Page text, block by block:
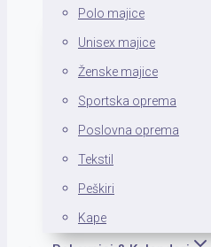
Polo majice
Unisex majice
Ženske majice
Sportska oprema
Poslovna oprema
Tekstil
Peškiri
Kape